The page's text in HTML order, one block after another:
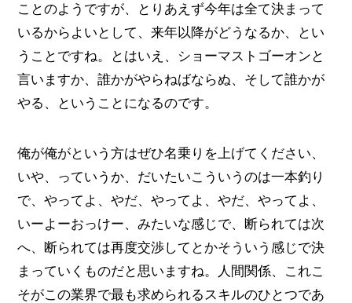
ことのようですが、とりあえず今年は全て決まって
いるからよいとして、来年以降がどうなるか、とい
うことですね。とはいえ、ショーマストゴーオンと
言いますか、誰かがやらねばならぬ、そして誰かが
やる、ということになるのです。
俺が俺がという方はぜひ名乗りを上げてください、
いや、っていうか、だいたいこういうのは一本釣り
で、やってよ、やだ、やってよ、やだ、やってよ、
いーよーおっけー、みたいな感じで、断られては次
へ、断られては再度交渉してとかそういう感じで決
まっていくものだと思いますね。人間関係、これこ
そがこの業界で最も求められるスキルのひとつであ